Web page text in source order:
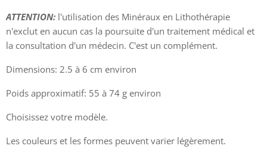
ATTENTION: l'utilisation des Minéraux en Lithothérapie
n'exclut en aucun cas la poursuite d'un traitement médical et
la consultation d'un médecin. C'est un complément.
Dimensions: 2.5 à 6 cm environ
Poids approximatif: 55 à 74 g environ
Choisissez votre modèle.
Les couleurs et les formes peuvent varier légèrement.